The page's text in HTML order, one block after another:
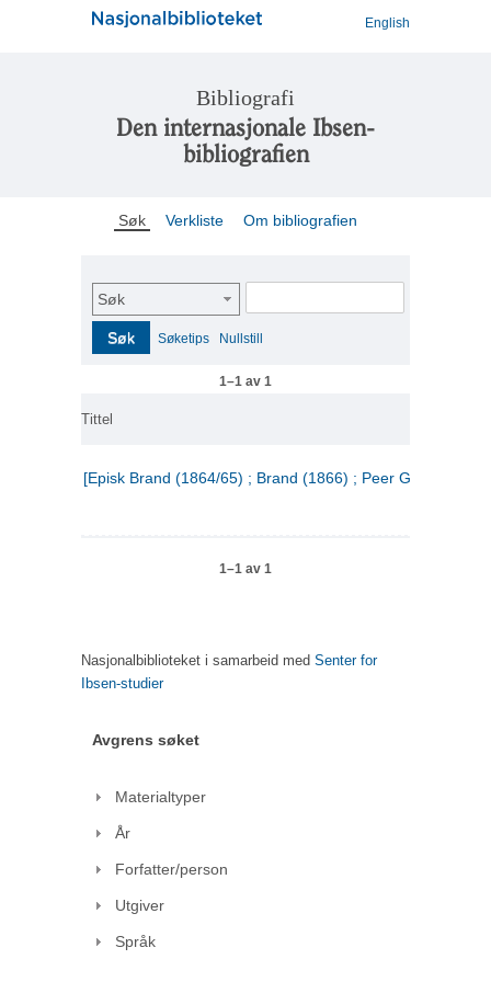
English
Bibliografi
Den internasjonale Ibsen-
bibliografien
Søk Verkliste Om bibliografien
Søk
Søk Søketips Nullstill
1–1 av 1
Tittel
[Episk Brand (1864/65) ; Brand (1866) ; Peer Gynt (1867)]
1–1 av 1
Nasjonalbiblioteket i samarbeid med Senter for
Ibsen-studier
Avgrens søket
Materialtyper
År
Forfatter/person
Utgiver
Språk